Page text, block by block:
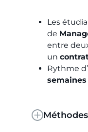
Les
de
entre
un
Rythme